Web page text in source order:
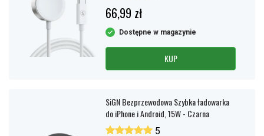
66,99 zł
Dostępne w magazynie
KUP
SiGN Bezprzewodowa Szybka ładowarka
do iPhone i Android, 15W - Czarna
5